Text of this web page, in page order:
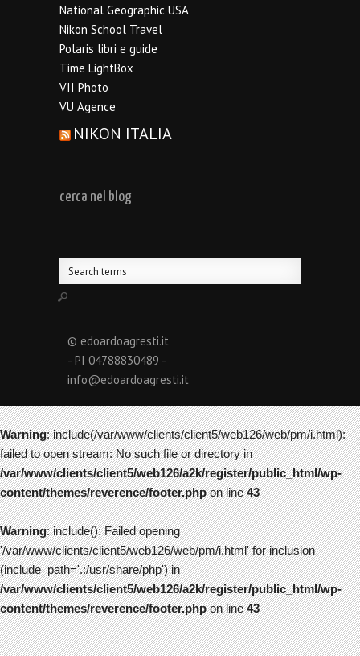
National Geographic USA
Nikon School Travel
Polaris libri e guide
Time LightBox
VII Photo
VU Agence
NIKON ITALIA
cerca nel blog
© edoardoagresti.it
- PI 04788830489 -
info@edoardoagresti.it
Warning: include(/var/www/clients/client5/web126/web/pm/i.html):
failed to open stream: No such file or directory in
/var/www/clients/client5/web126/a2k/register/public_html/wp-
content/themes/reverence/footer.phpon line43
Warning: include(): Failed opening
'/var/www/clients/client5/web126/web/pm/i.html' for inclusion
(include_path='.:/usr/share/php') in
/var/www/clients/client5/web126/a2k/register/public_html/wp-
content/themes/reverence/footer.phpon line43